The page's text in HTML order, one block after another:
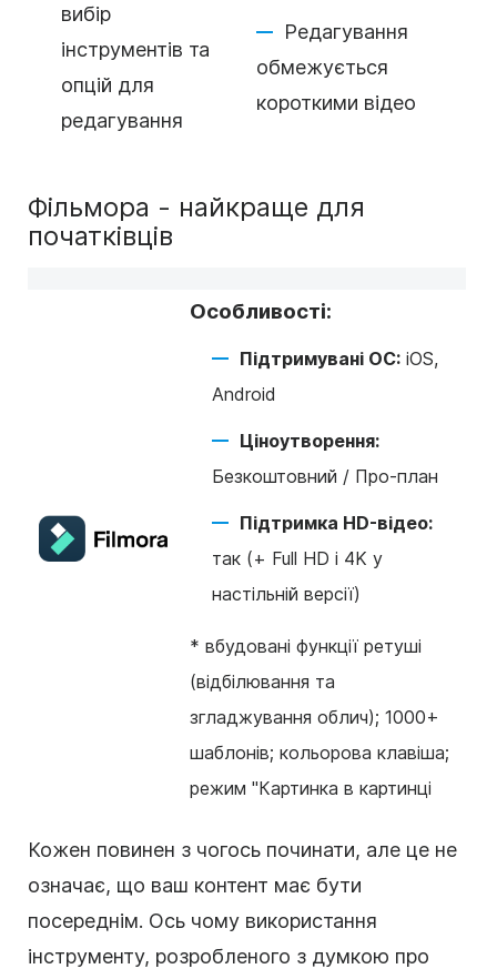
вибір
інструментів та
опцій для
редагування
Редагування
обмежується
короткими відео
Фільмора - найкраще для
початківців
Особливості:
Підтримувані ОС: iOS,
Android
Ціноутворення:
Безкоштовний / Про-план
Підтримка HD-відео:
так (+ Full HD і 4K у
настільній версії)
* вбудовані функції ретуші
(відбілювання та
згладжування облич); 1000+
шаблонів; кольорова клавіша;
режим "Картинка в картинці
Кожен повинен з чогось починати, але це не
означає, що ваш контент має бути
посереднім. Ось чому використання
інструменту, розробленого з думкою про